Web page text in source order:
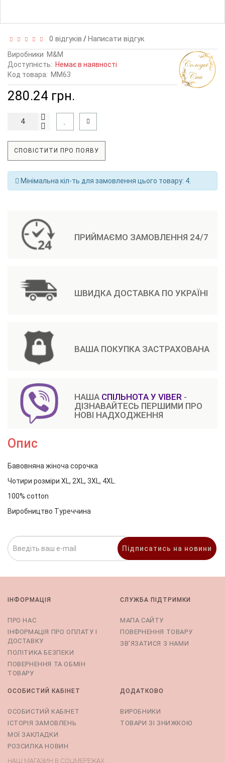
0 відгуків /Написати відгук
Виробники M&M
Доступність: Немає в наявності
Код товара: MM63
280.24 грн.
СПОВІСТИТИ ПРО ПОЯВУ
Мінімальна кіл-ть для замовлення цього товару: 4.
ПРИЙМАЄМО ЗАМОВЛЕННЯ 24/7
ШВИДКА ДОСТАВКА ПО УКРАЇНІ
ВАША ПОКУПКА ЗАСТРАХОВАНА
НАША СПІЛЬНОТА У VIBER -
ДІЗНАВАЙТЕСЬ ПЕРШИМИ ПРО
НОВІ НАДХОДЖЕННЯ
Опис
Бавовняна жіноча сорочка
Чотири розміри XL, 2XL, 3XL, 4XL.
100% cotton
Виробництво Туреччина
Підписатись на новини
ІНФОРМАЦІЯ
ПРО НАС
ІНФОРМАЦІЯ ПРО ОПЛАТУ І
ДОСТАВКУ
ПОЛІТИКА БЕЗПЕКИ
ПОВЕРНЕННЯ ТА ОБМІН
ТОВАРУ
СЛУЖБА ПІДТРИМКИ
МАПА САЙТУ
ПОВЕРНЕННЯ ТОВАРУ
ЗВ’ЯЗАТИСЯ З НАМИ
ОСОБИСТИЙ КАБІНЕТ
ОСОБИСТИЙ КАБІНЕТ
ІСТОРІЯ ЗАМОВЛЕНЬ
МОЇ ЗАКЛАДКИ
РОЗСИЛКА НОВИН
ДОДАТКОВО
ВИРОБНИКИ
ТОВАРИ ЗІ ЗНИЖКОЮ
НАШ МАГАЗИН В СОЦМЕРЕЖАХ